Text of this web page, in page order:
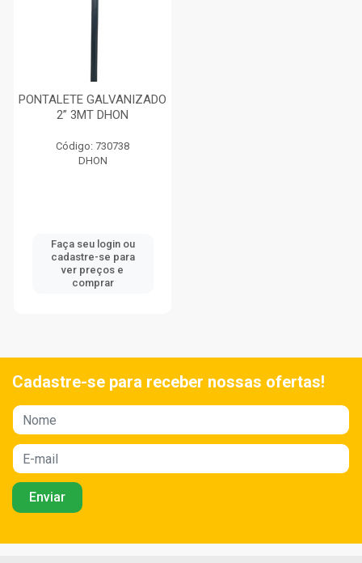
PONTALETE GALVANIZADO
2” 3MT DHON
Código: 730738
DHON
Faça seu login ou
cadastre-se para
ver preços e
comprar
Cadastre-se para receber nossas ofertas!